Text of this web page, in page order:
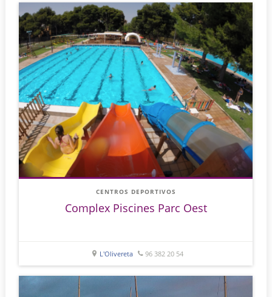
CENTROS DEPORTIVOS
Complex Piscines Parc Oest
L'Olivereta 96 382 20 54